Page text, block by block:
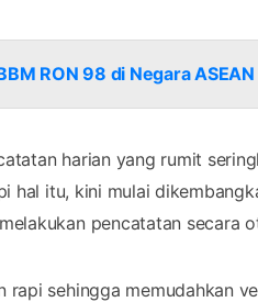
RON 98 di Negara ASEAN
harian yang rumit
hal itu, kini mulai
pencatatan secara
sehingga memudahkan